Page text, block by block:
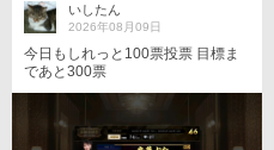
いしたん
2026年08月09日
今日もしれっと100票投票 目標ま
であと300票